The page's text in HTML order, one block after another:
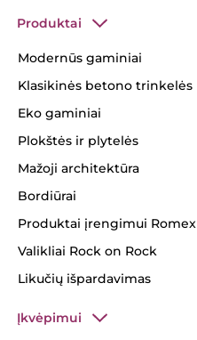
Produktai
Modernūs gaminiai
Klasikinės betono trinkelės
Eko gaminiai
Plokštės ir plytelės
Mažoji architektūra
Bordiūrai
Produktai įrengimui Romex
Valikliai Rock on Rock
Likučių išpardavimas
Įkvėpimui